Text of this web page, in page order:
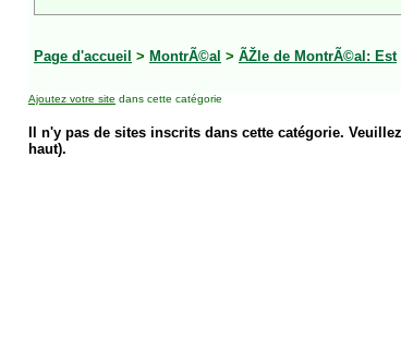
Page d'accueil > MontrÃ©al > ÃŽle de MontrÃ©al: Est
Ajoutez votre site dans cette catégorie
Il n'y pas de sites inscrits dans cette catégorie.
haut).